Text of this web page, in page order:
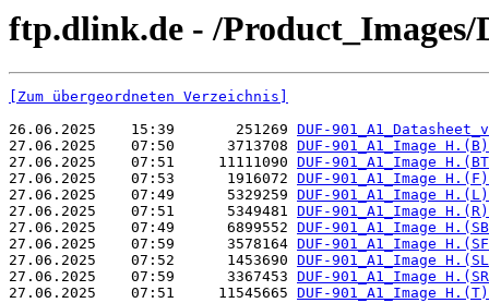
ftp.dlink.de - /Product_Images/
[Zum übergeordneten Verzeichnis]
26.06.2025    15:39       251269 DUF-
27.06.2025    07:50      3713708 DUF-901_A1_Image
27.06.2025    07:51     11111090 DUF-901_A1_Image
27.06.2025    07:53      1916072 DUF-901_A1_Image
27.06.2025    07:49      5329259 DUF-901_A1_Image
27.06.2025    07:51      5349481 DUF-901_A1_Image
27.06.2025    07:49      6899552 DUF-901_A1_Image
27.06.2025    07:59      3578164 DUF-901_A1_Image
27.06.2025    07:52      1453690 DUF-901_A1_Image
27.06.2025    07:59      3367453 DUF-901_A1_Image
27.06.2025    07:51     11545665 DUF-901_A1_Image